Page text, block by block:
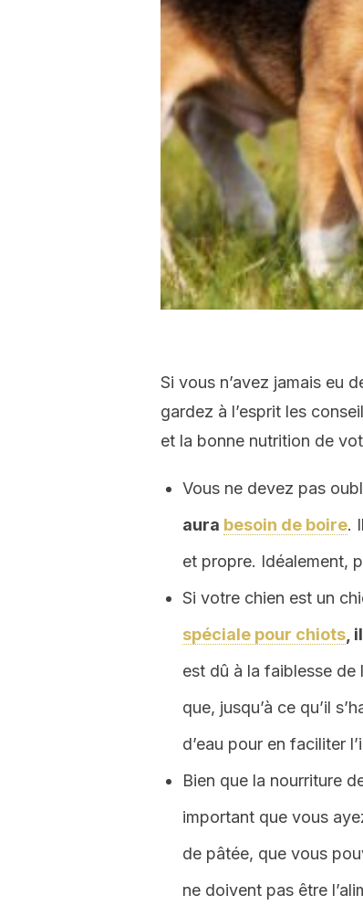
Si vous n’avez jamais eu
gardez à l’esprit les
et la bonne nutrition de
Vous ne devez pas
aura besoin de boire.
et propre. Idéalement,
Si votre chien est un
spéciale pour chiots ,
est dû à la faiblesse de
que, jusqu’à ce qu’il
d’eau pour en faciliter
Bien que la nourriture
important que vous
de pâtée, que vous
ne doivent pas être